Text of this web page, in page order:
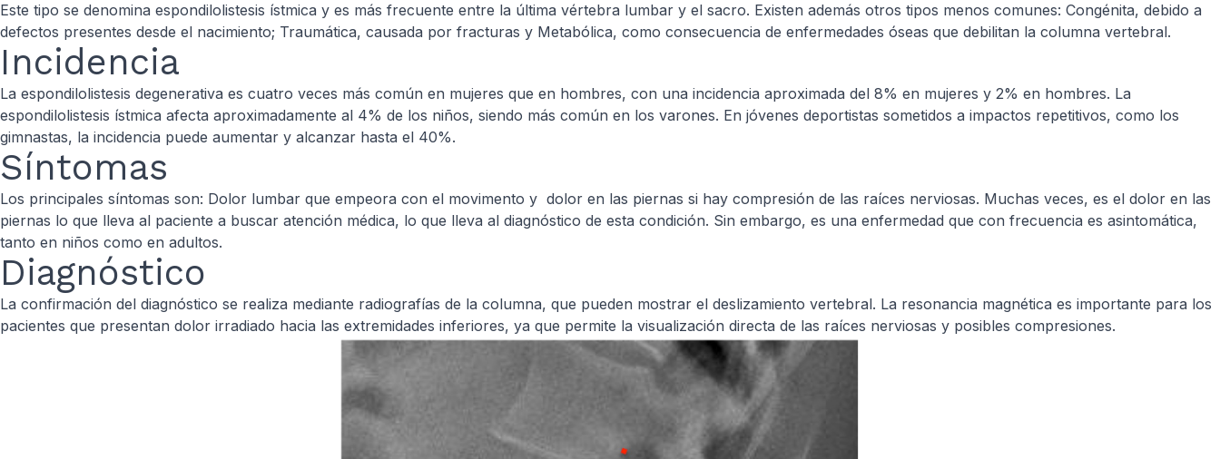
Este tipo se denomina espondilolistesis ístmica y es más frecuente entre la última vértebra lumbar y el sacro. Existen además otros tipos menos comunes: Congénita, debido a
defectos presentes desde el nacimiento; Traumática, causada por fracturas y Metabólica, como consecuencia de enfermedades óseas que debilitan la columna vertebral.
Incidencia
La espondilolistesis degenerativa es cuatro veces más común en mujeres que en hombres, con una incidencia aproximada del 8% en mujeres y 2% en hombres. La
espondilolistesis ístmica afecta aproximadamente al 4% de los niños, siendo más común en los varones. En jóvenes deportistas sometidos a impactos repetitivos, como los
gimnastas, la incidencia puede aumentar y alcanzar hasta el 40%.
Síntomas
Los principales síntomas son: Dolor lumbar que empeora con el movimento y dolor en las piernas si hay compresión de las raíces nerviosas. Muchas veces, es el dolor en las
piernas lo que lleva al paciente a buscar atención médica, lo que lleva al diagnóstico de esta condición. Sin embargo, es una enfermedad que con frecuencia es asintomática,
tanto en niños como en adultos.
Diagnóstico
La confirmación del diagnóstico se realiza mediante radiografías de la columna, que pueden mostrar el deslizamiento vertebral. La resonancia magnética es importante para los
pacientes que presentan dolor irradiado hacia las extremidades inferiores, ya que permite la visualización directa de las raíces nerviosas y posibles compresiones.